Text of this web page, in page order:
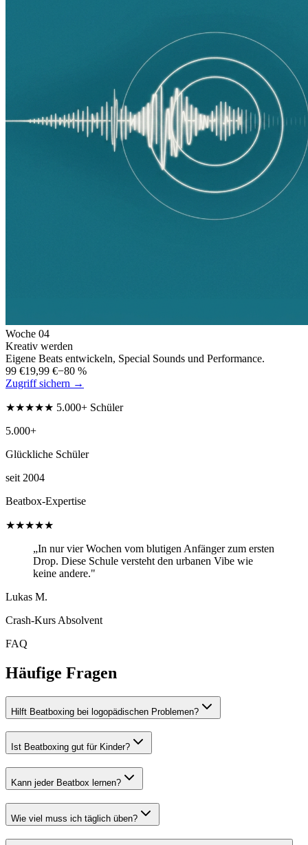
Woche 04
Kreativ werden
Eigene Beats entwickeln, Special Sounds und Performance.
99 €19,99 €−80 %
Zugriff sichern →
★★★★★ 5.000+ Schüler
5.000+
Glückliche Schüler
seit 2004
Beatbox-Expertise
★★★★★
„In nur vier Wochen vom blutigen Anfänger zum ersten
Drop. Diese Schule versteht den urbanen Vibe wie
keine andere."
Lukas M.
Crash-Kurs Absolvent
FAQ
Häufige Fragen
Hilft Beatboxing bei logopädischen Problemen?
Ist Beatboxing gut für Kinder?
Kann jeder Beatbox lernen?
Wie viel muss ich täglich üben?